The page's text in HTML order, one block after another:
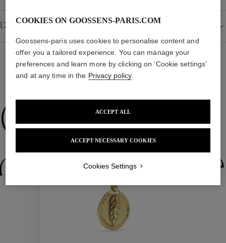
Détails
NOUS VOUS PROPOSONS ÉGALEMENT
Collections
Collections
COOKIES ON GOOSSENS-PARIS.COM
Goossens-paris uses cookies to personalise content and
offer you a tailored experience. You can manage your
preferences and learn more by clicking on ‘Cookie settings’
and at any time in the Privacy policy.
ACCEPT NECESSARY COOKIES
ACCEPT ALL
Cookies Settings